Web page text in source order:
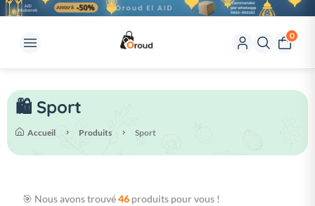
0
🛍️ Sport
Accueil Produits Sport
🎯 Nous avons trouvé46 produits pour vous !